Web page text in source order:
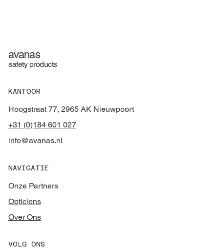
avanas
safety products
KANTOOR
Hoogstraat 77, 2965 AK Nieuwpoort
+31 (0)184 601 027
info@avanas.nl
NAVIGATIE
Onze Partners
Opticiens
Over Ons
VOLG ONS